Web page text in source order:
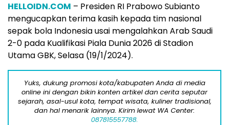
HELLOIDN.COM – Presiden RI Prabowo Subianto
mengucapkan terima kasih kepada tim nasional
sepak bola Indonesia usai mengalahkan Arab Saudi
2-0 pada Kualifikasi Piala Dunia 2026 di Stadion
Utama GBK, Selasa (19/1/2024).
Yuks, dukung promosi kota/kabupaten Anda di media
online ini dengan bikin konten artikel dan cerita seputar
sejarah, asal-usul kota, tempat wisata, kuliner tradisional,
dan hal menarik lainnya. Kirim lewat WA Center:
087815557788.